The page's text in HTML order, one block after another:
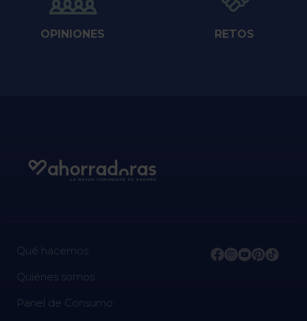
OPINIONES RETOS
Qué hacemos
Quiénes somos
Panel de Consumo